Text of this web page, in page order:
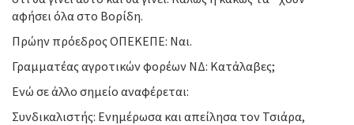
αφήσει όλα στο Βορίδη.
Πρώην πρόεδρος ΟΠΕΚΕΠΕ: Ναι.
Γραμματέας αγροτικών φορέων ΝΔ: Κατάλαβες;
Ενώ σε άλλο σημείο αναφέρεται:
Συνδικαλιστής: Ενημέρωσα και απείλησα τον Τσιάρα,